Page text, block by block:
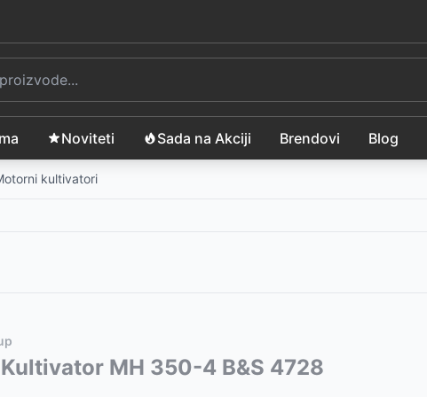
Noviteti Sada na Akciji Brendovi Blog
kultivatori
MH 350-4 B&S 4728